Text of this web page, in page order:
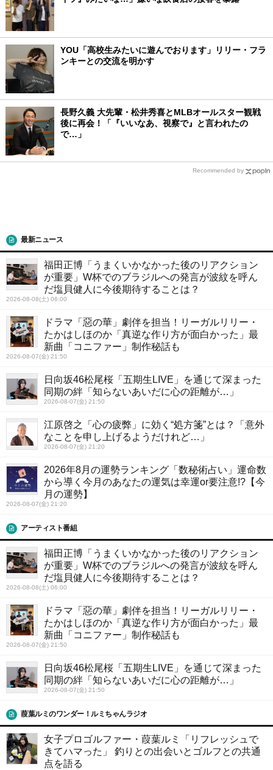
YOU「高校生みたいに遊んでおります」リリー・フラ
ンキーとの交流を明かす
長野久義 大先輩・松井秀喜とMLBオールスター観戦
後に再会！「『いいなあ、視察で』と言われたの
で…」
Recommended by
最新ニュース
福田正博「うまくいかなかった後のリアクション
が重要」W杯でのブラジルへの発言が波紋を呼ん
だ塩貝健人に今後期待することは？
2026-08-08(土) 06:00
ドラマ「惡の華」劇伴を担当！リーガルリリー・
たかはしほのか「真逆な作り方が面白かった」最
新曲「コニファー」制作秘話も
2026-08-07(金) 21:50
日向坂46松尾桜「五期生LIVE」を通じて深まった
同期の絆「知らないあいだに心の距離が…」
2026-08-07(金) 21:50
江原啓之「心の疲弊」に効く“処方箋”とは？「意外
なことを申し上げるようだけれど…」
2026-08-07(金) 21:20
2026年8月の運勢ランキング「数秘術占い」運命数
から導く今月のあなたの運気は幸運or要注意!?【今
月の運勢】
2026-08-07(金) 21:20
アーティスト番組
福田正博「うまくいかなかった後のリアクション
が重要」W杯でのブラジルへの発言が波紋を呼ん
だ塩貝健人に今後期待することは？
2026-08-08(土) 06:00
ドラマ「惡の華」劇伴を担当！リーガルリリー・
たかはしほのか「真逆な作り方が面白かった」最
新曲「コニファー」制作秘話も
2026-08-07(金) 21:50
日向坂46松尾桜「五期生LIVE」を通じて深まった
同期の絆「知らないあいだに心の距離が…」
2026-08-07(金) 21:50
葭葉ルミのワンダー！ルミちゃんラジオ
女子プロゴルファー・葭葉ルミ「リフレッシュで
きてハマった」 釣りとの出会いとゴルフとの共通
点を語る